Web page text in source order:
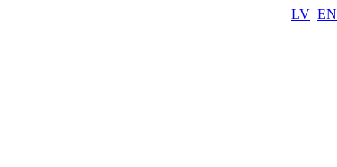
LV EN